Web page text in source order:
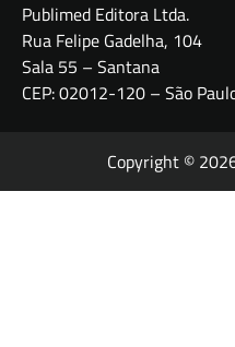
Publimed Editora Ltda.
Rua Felipe Gadelha, 104
Sala 55 – Santana
CEP: 02012-120 – São
Copyright ©